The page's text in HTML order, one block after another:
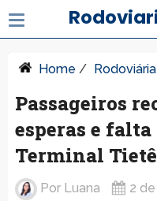
Home /
Passageiros
esperas e
Terminal
Por Luana 2